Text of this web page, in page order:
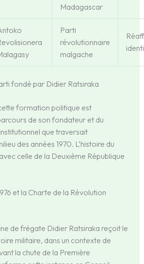
Madagascar
Parti
révolutionnaire
malgache
fondé par Didier Ratsiraka
formation politique est
de son fondateur et du
que traversait
des années 1970. L’histoire du
celle de la Deuxième République
et la Charte de la Révolution
de frégate Didier Ratsiraka reçoit le
militaire, dans un contexte de
la chute de la Première